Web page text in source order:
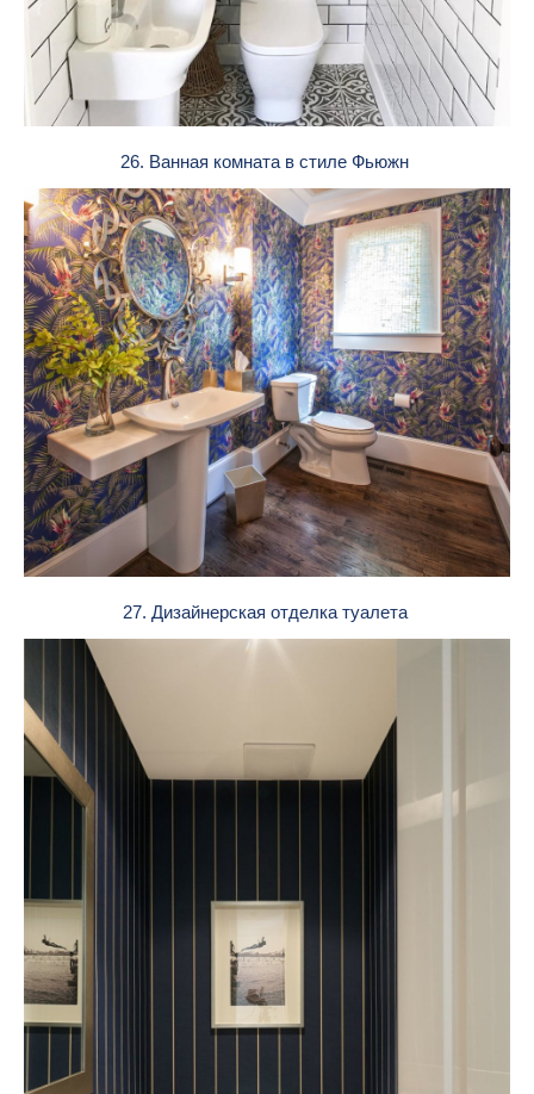
26. Ванная комната в стиле Фьюжн
27. Дизайнерская отделка туалета